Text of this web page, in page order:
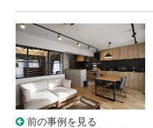
前の事例を見る